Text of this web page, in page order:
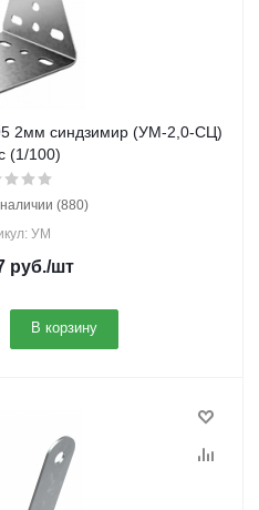
2мм синдзимир (УМ-2,0-СЦ)
(1/100)
наличии (880)
УМ
руб./шт
В корзину